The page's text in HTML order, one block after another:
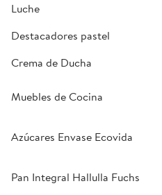
Luche
Destacadores pastel
Crema de Ducha
Muebles de Cocina
Azúcares Envase Ecovida
Pan Integral Hallulla Fuchs